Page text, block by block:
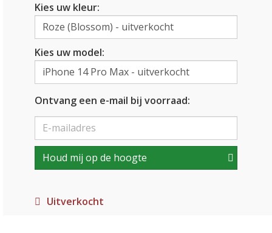
Kies uw kleur:
Kies uw model:
Ontvang een e-mail bij voorraad:
Houd mij op de hoogte
Uitverkocht